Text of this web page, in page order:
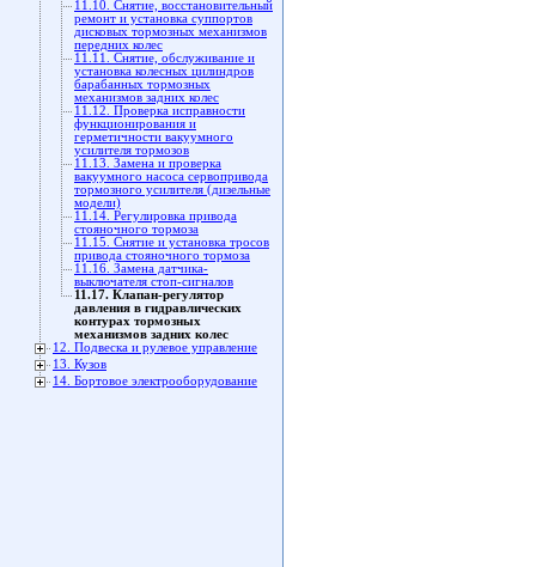
11.10. Снятие, восстановительный
ремонт и установка суппортов
дисковых тормозных механизмов
передних колес
11.11. Снятие, обслуживание и
установка колесных цилиндров
барабанных тормозных
механизмов задних колес
11.12. Проверка исправности
функционирования и
герметичности вакуумного
усилителя тормозов
11.13. Замена и проверка
вакуумного насоса сервопривода
тормозного усилителя (дизельные
модели)
11.14. Регулировка привода
стояночного тормоза
11.15. Снятие и установка тросов
привода стояночного тормоза
11.16. Замена датчика-
выключателя стоп-сигналов
11.17. Клапан-регулятор
давления в гидравлических
контурах тормозных
механизмов задних колес
12. Подвеска и рулевое управление
13. Кузов
14. Бортовое электрооборудование